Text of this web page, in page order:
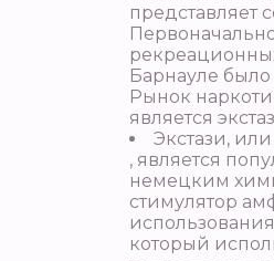
представляет
Барнауле было
Рынок
является
Экстази,
, является
немецким
стимулятор
который